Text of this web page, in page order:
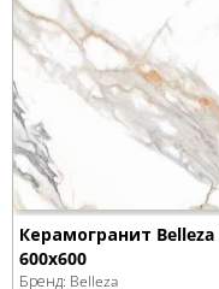
Керамогранит
600x600
Бренд: Belleza